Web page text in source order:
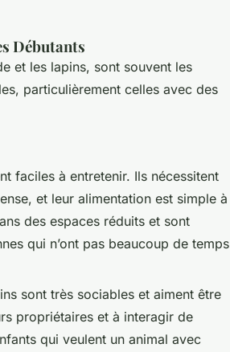
Débutants
et les lapins, sont souvent les
particulièrement celles avec des
faciles à entretenir. Ils nécessitent
et leur alimentation est simple à
des espaces réduits et sont
qui n’ont pas beaucoup de temps
sont très sociables et aiment être
propriétaires et à interagir de
qui veulent un animal avec